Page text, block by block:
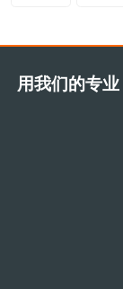
用我们的专